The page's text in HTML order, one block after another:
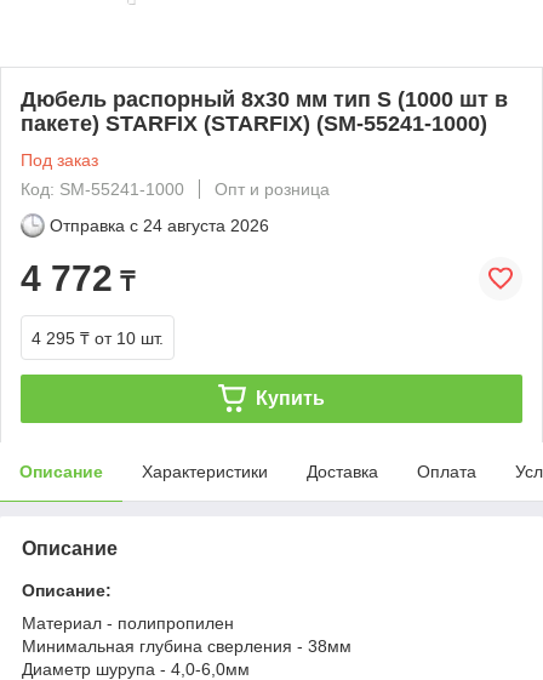
Дюбель распорный 8х30 мм тип S (1000 шт в
пакете) STARFIX (STARFIX) (SM-55241-1000)
Под заказ
Код: SM-55241-1000
Опт и розница
Отправка с 24 августа 2026
4 772 ₸
4 295 ₸ от 10 шт.
Купить
Описание Характеристики Доставка Оплата
Описание
Описание:
Материал - полипропилен
Минимальная глубина сверления - 38мм
Диаметр шурупа - 4,0-6,0мм